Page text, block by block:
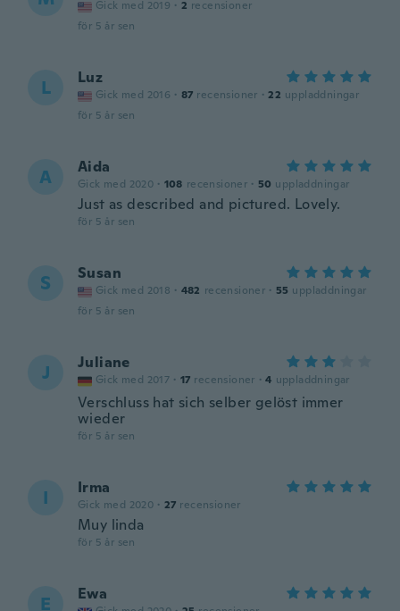
Gick med 2019 · 2 recensioner
för 5 år sen
L Luz
Gick med 2016 · 87 recensioner · 22 uppladdningar
för 5 år sen
A Aida
Gick med 2020 · 108 recensioner · 50 uppladdningar
Just as described and pictured. Lovely.
för 5 år sen
S Susan
Gick med 2018 · 482 recensioner · 55 uppladdningar
för 5 år sen
J Juliane
Gick med 2017 · 17 recensioner · 4 uppladdningar
Verschluss hat sich selber gelöst immer
wieder
för 5 år sen
I Irma
Gick med 2020 · 27 recensioner
Muy linda
för 5 år sen
E Ewa